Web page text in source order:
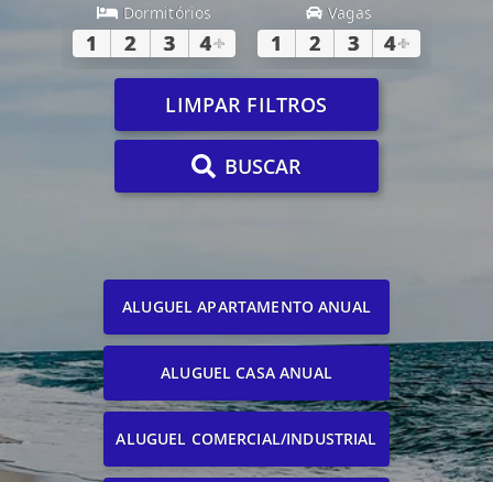
Dormitórios
1 2 3 4+
Vagas
1 2 3 4+
LIMPAR FILTROS
BUSCAR
ALUGUEL APARTAMENTO ANUAL
ALUGUEL CASA ANUAL
ALUGUEL COMERCIAL/INDUSTRIAL